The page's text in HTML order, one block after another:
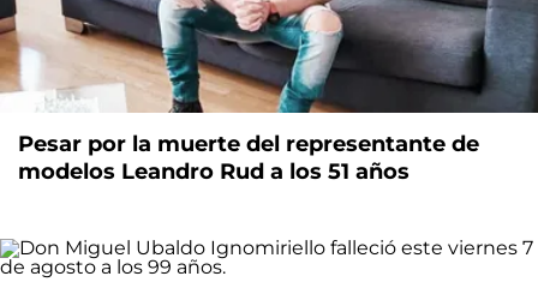
Pesar por la muerte del representante de
modelos Leandro Rud a los 51 años